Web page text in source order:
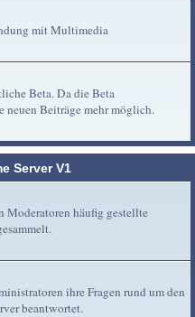
mit Multimedia
Beta. Da die Beta
neuen Beiträge mehr möglich.
Server V1
Moderatoren häufig gestellte
ihre Fragen rund um den
beantwortet.